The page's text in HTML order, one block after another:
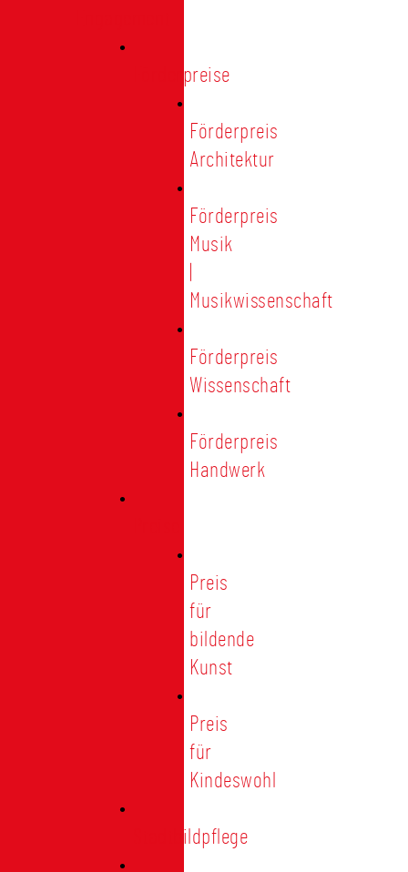
Förderpreise
Förderpreis
Architektur
Förderpreis
Musik
Musikwissenschaft
Förderpreis
Wissenschaft
Förderpreis
Handwerk
Preis
für
bildende
Kunst
Preis
für
Kindeswohl
Stadtbildpflege